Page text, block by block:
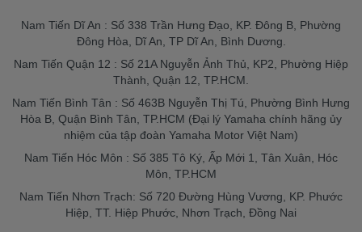
Nam Tiến Dĩ An : Số 338 Trần Hưng Đạo, KP. Đông B, Phường
Đông Hòa, Dĩ An, TP Dĩ An, Bình Dương.
Nam Tiến Quận 12 : Số 21A Nguyễn Ảnh Thủ, KP2, Phường Hiệp
Thành, Quận 12, TP.HCM.
Nam Tiến Bình Tân : Số 463B Nguyễn Thị Tú, Phường Bình Hưng
Hòa B, Quận Bình Tân, TP.HCM (Đại lý Yamaha chính hãng ủy
nhiệm của tập đoàn Yamaha Motor Việt Nam)
Nam Tiến Hóc Môn : Số 385 Tô Ký, Ấp Mới 1, Tân Xuân, Hóc
Môn, TP.HCM
Nam Tiến Nhơn Trạch: Số 720 Đường Hùng Vương, KP. Phước
Hiệp, TT. Hiệp Phước, Nhơn Trạch, Đồng Nai